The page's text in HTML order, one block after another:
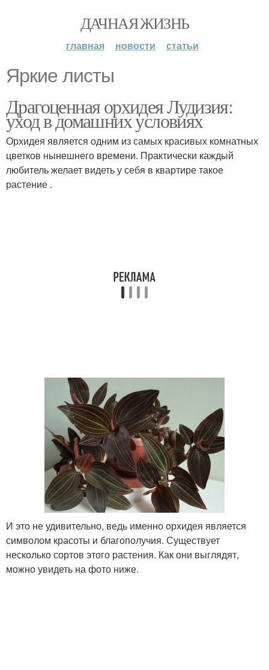
ДАЧНАЯ ЖИЗНЬ
главная новости статьи
Яркие листы
Драгоценная орхидея Лудизия:
уход в домашних условиях
Орхидея является одним из самых красивых комнатных
цветков нынешнего времени. Практически каждый
любитель желает видеть у себя в квартире такое
растение .
И это не удивительно, ведь именно орхидея является
символом красоты и благополучия. Существует
несколько сортов этого растения. Как они выглядят,
можно увидеть на фото ниже.